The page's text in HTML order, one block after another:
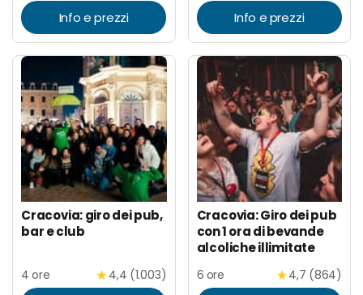
Info e prezzi Info e prezzi
Cracovia: giro dei pub,
bar e club
4 ore 4,4 (1.003)
Cracovia: Giro dei pub
con 1 ora di bevande
alcoliche illimitate
6 ore 4,7 (864)